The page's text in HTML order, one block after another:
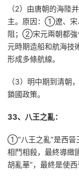
（2）由唐朝的海陸
主。原因：①遼、宋
阻；②宋元兩朝都強
元時期造船和航海技
形成多條航線。
（3）明中期到清朝
鎖國政策。
33、八王之亂：
①“八王之亂”是西晉
相鬥相殺，最終導緻
胡亂華”，最終是使西